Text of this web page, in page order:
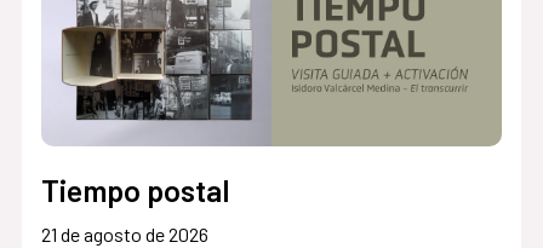
Tiempo postal
21 de agosto de 2026